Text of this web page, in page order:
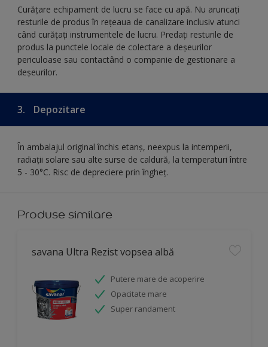
Curăţare echipament de lucru se face cu apă. Nu aruncați
resturile de produs în rețeaua de canalizare inclusiv atunci
când curățați instrumentele de lucru. Predați resturile de
produs la punctele locale de colectare a deșeurilor
periculoase sau contactând o companie de gestionare a
deșeurilor.
3. Depozitare
În ambalajul original închis etanş, neexpus la intemperii,
radiaţii solare sau alte surse de caldură, la temperaturi între
5 - 30°C. Risc de depreciere prin îngheţ.
Produse similare
savana Ultra Rezist vopsea albă
Putere mare de acoperire
Opacitate mare
Super randament